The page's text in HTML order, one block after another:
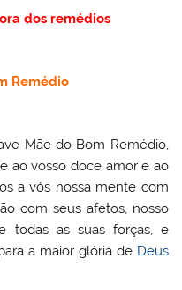
dos remédios
Remédio
Mãe do Bom Remédio,
ao vosso doce amor e ao
a vós nossa mente com
com seus afetos, nosso
todas as suas forças, e
a maior glória de Deus